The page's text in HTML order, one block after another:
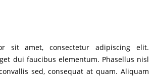
sit amet, consectetur adipiscing elit.
dui faucibus elementum. Phasellus nisl
sed, consequat at quam. Aliquam